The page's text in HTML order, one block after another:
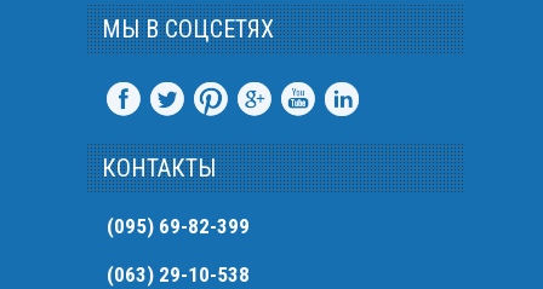
МЫ В СОЦСЕТЯХ
КОНТАКТЫ
(095) 69-82-399
(063) 29-10-538